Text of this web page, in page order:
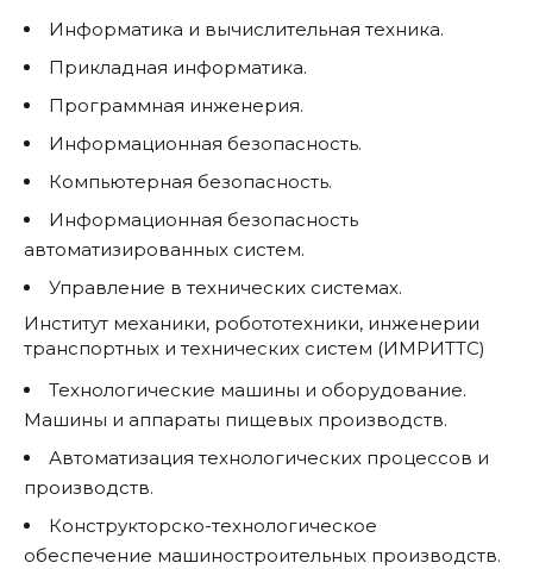
Информатика и вычислительная техника.
Прикладная информатика.
Программная инженерия.
Информационная безопасность.
Компьютерная безопасность.
Информационная безопасность
автоматизированных систем.
Управление в технических системах.
Институт механики, робототехники, инженерии
транспортных и технических систем (ИМРИТТС)
Технологические машины и оборудование.
Машины и аппараты пищевых производств.
Автоматизация технологических процессов и
производств.
Конструкторско-технологическое
обеспечение машиностроительных производств.